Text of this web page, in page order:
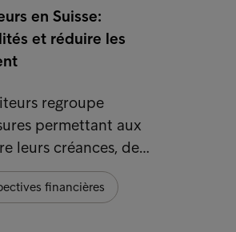
en Suisse:
et réduire les
regroupe
permettant aux
leurs créances, de…
financières